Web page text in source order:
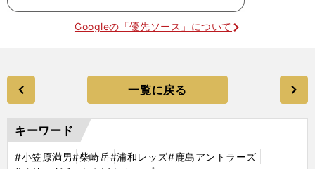
Googleの「優先ソース」について
一覧に戻る
キーワード
#小笠原満男#柴崎岳#浦和レッズ#鹿島アントラーズ